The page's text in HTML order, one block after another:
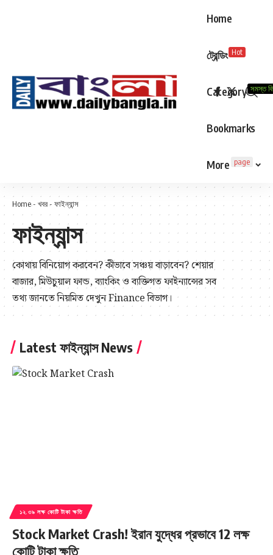
Home
ট্রেন্ডিং Hot
Category সমস্ত
Bookmarks
More page
Home- খবর- ফাইন্যান্স
ফাইন্যান্স
কোথায় বিনিয়োগ করবেন? কীভাবে সঞ্চয় বাড়াবেন? শেয়ার
বাজার, মিউচুয়াল ফান্ড, ব্যাংকিং ও ব্যক্তিগত ফাইন্যান্সের সব
তথ্য জানতে নিয়মিত দেখুন Finance বিভাগ।
Latest ফাইন্যান্স News
১২.৩৯ লক্ষ কোটি টাকা ক্ষতি
Stock Market Crash! ইরান যুদ্ধের প্রভাবে 12 লক্ষ
কোটি টাকা ক্ষতি